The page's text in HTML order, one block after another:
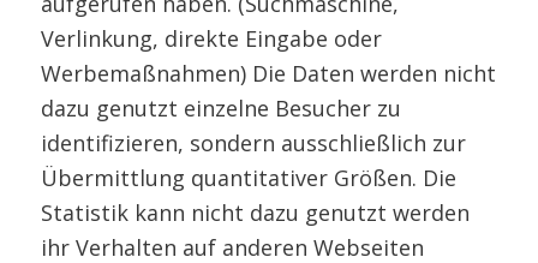
Verlinkung, direkte Eingabe oder
Werbemaßnahmen) Die Daten werden nicht
dazu genutzt einzelne Besucher zu
identifizieren, sondern ausschließlich zur
Übermittlung quantitativer Größen. Die
Statistik kann nicht dazu genutzt werden
ihr Verhalten auf anderen Webseiten